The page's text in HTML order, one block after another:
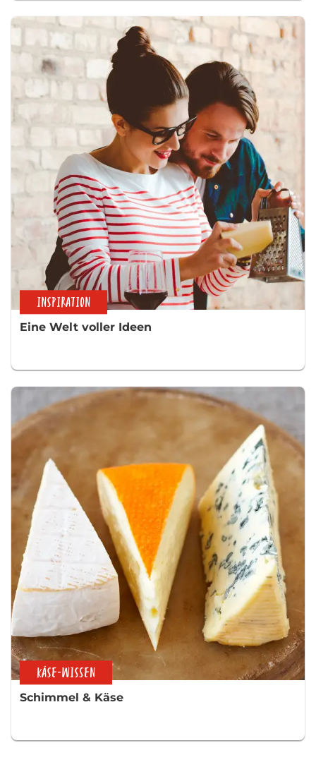
INSPIRATION
Eine Welt voller Ideen
KÄSE-WISSEN
Schimmel & Käse